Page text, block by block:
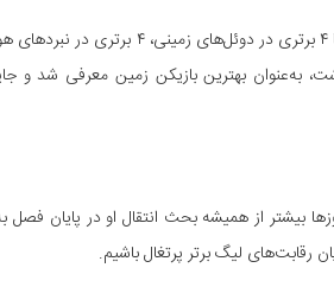
به‌عنوان بهترین بازیکن زمین معرفی شد و
بیشتر از همیشه بحث انتقال او در پایان فصل
رقابت‌های لیگ برتر پرتغال باشیم.